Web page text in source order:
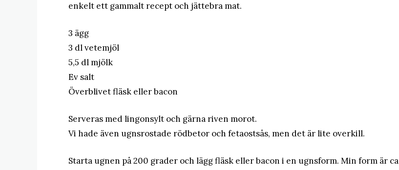
enkelt ett gammalt recept och jättebra mat.
3 ägg
3 dl vetemjöl
5,5 dl mjölk
Ev salt
Överblivet fläsk eller bacon
Serveras med lingonsylt och gärna riven morot.
Vi hade även ugnsrostade rödbetor och fetaostsås, men det är lite overkill.
Starta ugnen på 200 grader och lägg fläsk eller bacon i en ugnsform. Min form är ca